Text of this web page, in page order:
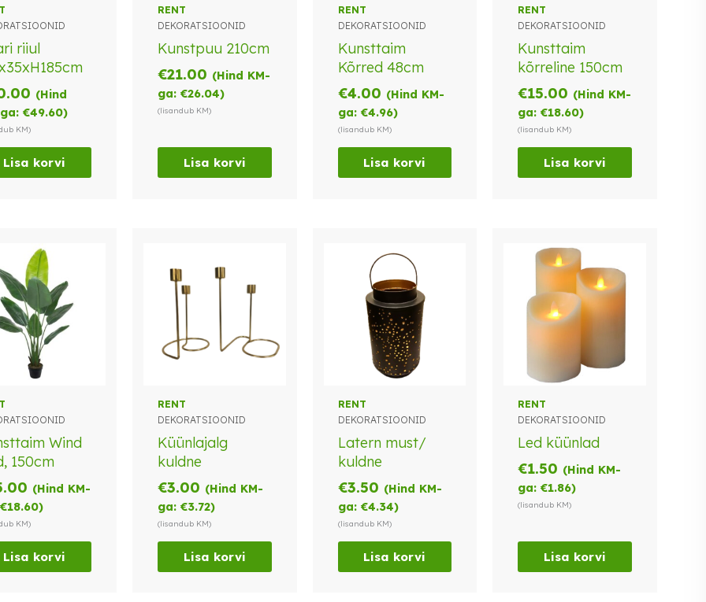
riiul
(Hind
€49.60)
KM)
Lisa korvi
RENT
DEKORATSIOONID
Kunstpuu 210cm
€21.00 (Hind KM-
ga: €26.04)
(lisandub KM)
Lisa korvi
RENT
DEKORATSIOONID
Kunsttaim
Kõrred 48cm
€4.00 (Hind KM-
ga: €4.96)
(lisandub KM)
Lisa korvi
RENT
DEKORATSIOONID
Kunsttaim
kõrreline 150cm
€15.00 (Hind KM-
ga:€18.60)
(lisandub KM)
Lisa korvi
Wind
150cm
(Hind KM-
€18.60)
KM)
Lisa korvi
RENT
DEKORATSIOONID
Küünlajalg
kuldne
€3.00 (Hind KM-
ga: €3.72)
(lisandub KM)
Lisa korvi
RENT
DEKORATSIOONID
Latern must/
kuldne
€3.50 (Hind KM-
ga: €4.34)
(lisandub KM)
Lisa korvi
RENT
DEKORATSIOONID
Led küünlad
€1.50 (Hind KM-
ga:€1.86)
(lisandub KM)
Lisa korvi